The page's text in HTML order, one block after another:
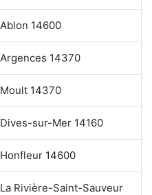
14600
14370
14370
sur-Mer 14160
14600
Rivière-Saint-Sauveur